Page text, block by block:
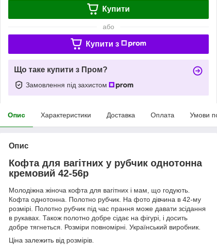
Купити
або
Купити з
Що таке купити з Пром?
Замовлення під захистом
Опис Характеристики Доставка Оплата Умови
Опис
Кофта для вагітних у рубчик однотонна
кремовий 42-56р
Молодіжна жіноча кофта для вагітних і мам, що годують.
Кофта однотонна. Полотно рубчик. На фото дівчина в 42-му
розмірі. Полотно рубчик під час прання може давати зсідання
в рукавах. Також полотно добре сідає на фігурі, і досить
добре тягнеться. Розміри повномірні. Український виробник.
Ціна залежить від розмірів.